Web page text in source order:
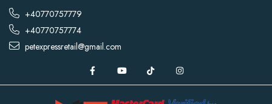
+40770757779
+40770757774
petexpressretail@gmail.com